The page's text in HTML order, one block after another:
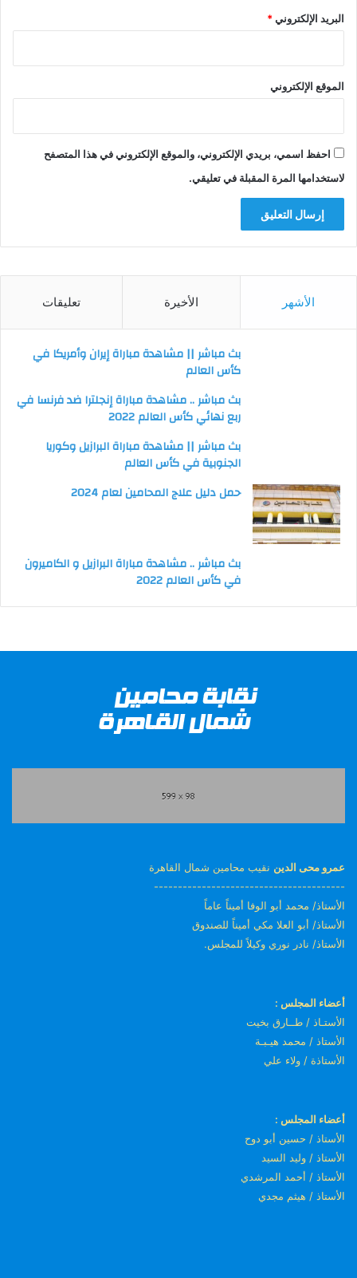
البريد الإلكتروني*
الموقع الإلكتروني
احفظ اسمي، بريدي الإلكتروني، والموقع الإلكتروني في هذا المتصفح
لاستخدامها المرة المقبلة في تعليقي.
الأشهر الأخيرة تعليقات
بث مباشر || مشاهدة مباراة إيران وأمريكا في
كأس العالم
بث مباشر .. مشاهدة مباراة إنجلترا ضد فرنسا في
ربع نهائي كأس العالم 2022
بث مباشر || مشاهدة مباراة البرازيل وكوريا
الجنوبية في كأس العالم
حمل دليل علاج المحامين لعام 2024
بث مباشر .. مشاهدة مباراة البرازيل و الكاميرون
في كأس العالم 2022
عمرو محى الدين نقيب محامين شمال القاهرة
----------------------------------------
الأستاذ/ محمد أبو الوفا أميناً عاماً
الأستاذ/ أبو العلا مكي أميناً للصندوق
الأستاذ/ نادر نوري وكيلاً للمجلس.
أعضاء المجلس :
الأستـاذ / طــارق بخيت
الأستاذ / محمد هيـبـة
الأستاذة / ولاء علي
أعضاء المجلس :
الأستاذ / حسين أبو دوح
الأستاذ / وليد السيد
الأستاذ / أحمد المرشدي
الأستاذ / هيثم مجدي